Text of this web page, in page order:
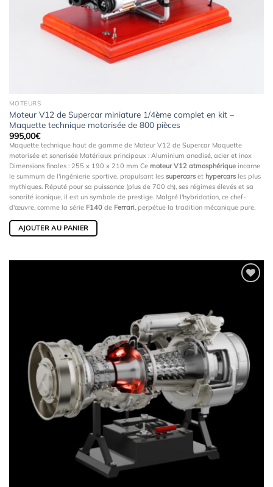
MOTEURS
Moteur V12 de Supercar miniature 1/4ème complet en kit –
Maquette technique motorisée de 800 pièces
995,00€
Maquette technique haut de gamme de Moteur V12 de Supercar Maquette
motorisée et sonorisée Matériaux principaux : Aluminium anodisé, acier et inox
Dimensions finales : 255 x 190 x 210 mm Ce moteur V12 atmosphériqueincarne
le summum de l'ingénierie sportive, propulsant les supercarset hypercarsles plus
mythiques. Réputé pour sa puissance (plus de 700 ch), ses régimes élevés et sa
sonorité iconique, il est un symbole de prestige. Malgré l'hybridation, ce chef-
d'œuvre, comme la série F140de Ferrari, perpétue la tradition mécanique pure.
AJOUTER AU PANIER